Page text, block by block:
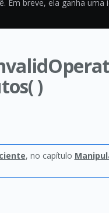
breve, ela ganha
)
, no capítulo